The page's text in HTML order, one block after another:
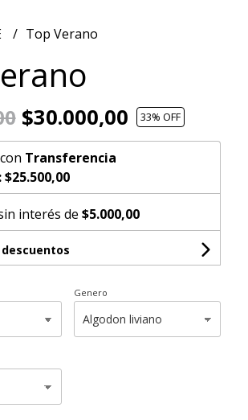
Top Verano
$30.000,00 33% OFF
Transferencia
$25.500,00
interés de $5.000,00
Genero